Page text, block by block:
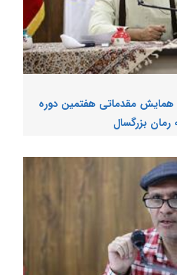
مقدماتی هفتمین دوره
رمان بزرگسال